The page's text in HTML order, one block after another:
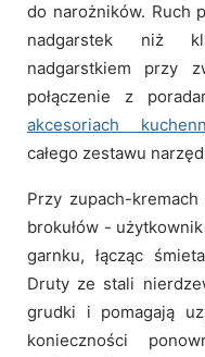
do narożników. Ruch
nadgarstek niż
nadgarstkiem przy
połączenie z
akcesoriach
całego zestawu
Przy zupach-
brokułów -
garnku, łącząc
Druty ze stali
grudki i pomagają
konieczności